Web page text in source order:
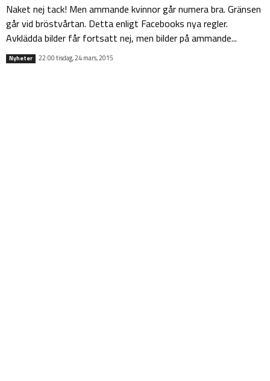
Naket nej tack! Men ammande kvinnor går numera bra. Gränsen
går vid bröstvårtan. Detta enligt Facebooks nya regler.
Avklädda bilder får fortsatt nej, men bilder på ammande...
Nyheter 22:00 tisdag, 24 mars, 2015